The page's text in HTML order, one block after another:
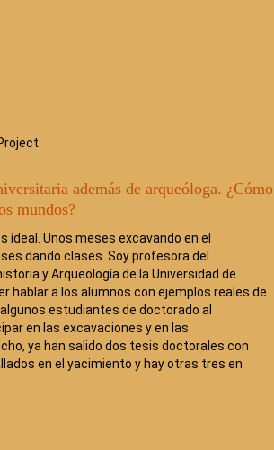
además de arqueóloga. ¿Cómo
mundos?
ideal. Unos meses excavando en el
dando clases. Soy profesora del
y Arqueología de la Universidad de
hablar a los alumnos con ejemplos reales de
estudiantes de doctorado al
en las excavaciones y en las
ya han salido dos tesis doctorales con
en el yacimiento y hay otras tres en